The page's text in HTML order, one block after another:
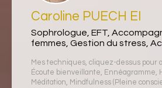
Caroline PUECH EI
Sophrologue, EFT,
femmes, Gestion du stress,
Mes techniques, cliquez-dessus pour
Écoute bienveillante, Ennéagramme,
Méditation, Mindfulness (Pleine